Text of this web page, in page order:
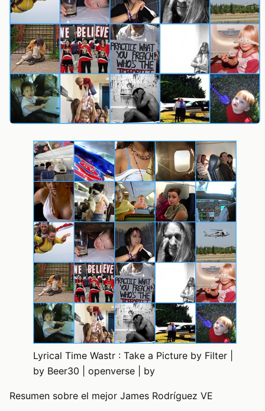
Lyrical Time Wastr : Take a Picture by Filter |
by Beer30 | openverse | by
Resumen sobre el mejor James Rodríguez VE